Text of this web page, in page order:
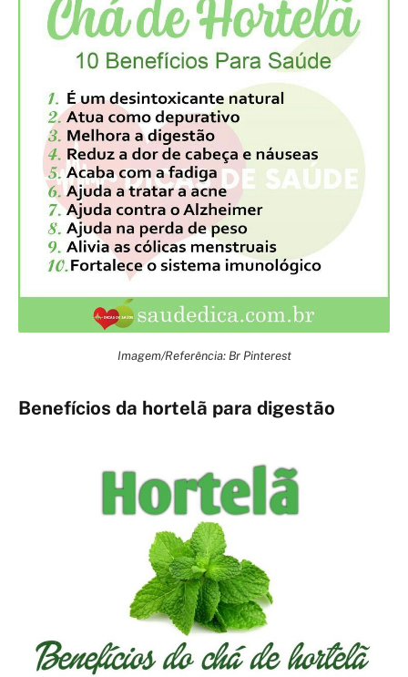
Imagem/Referência: Br Pinterest
Benefícios da hortelã para digestão